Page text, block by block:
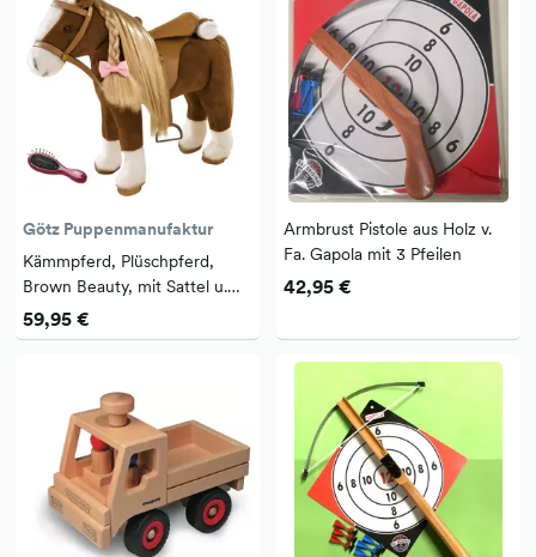
Götz Puppenmanufaktur
Kämmpferd, Plüschpferd,
Brown Beauty, mit Sattel u.
Zaumzeug, Frisierbürste,
Picknickdecke
59,95 €
Armbrust Pistole aus Holz v.
Fa. Gapola mit 3 Pfeilen
42,95 €